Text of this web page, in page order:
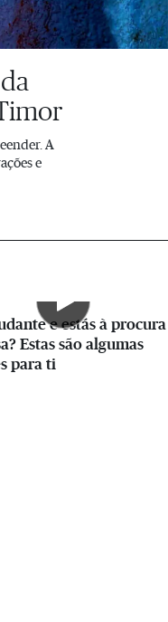
A
e
e estás à procura
Estas são algumas
para ti